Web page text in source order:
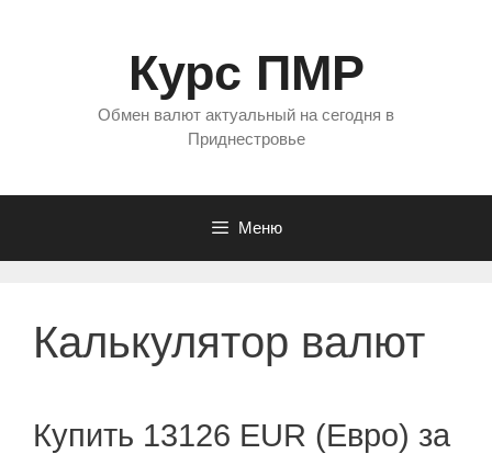
Курс ПМР
Обмен валют актуальный на сегодня в
Приднестровье
Меню
Калькулятор валют
Купить 13126 EUR (Евро) за